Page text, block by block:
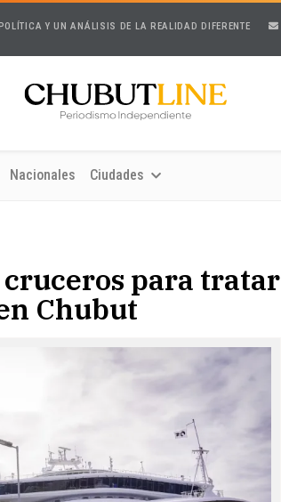
Y UN ANÁLISIS DE LA REALIDAD DIFERENTE
Nacionales Ciudades
cruceros para tratar
Chubut